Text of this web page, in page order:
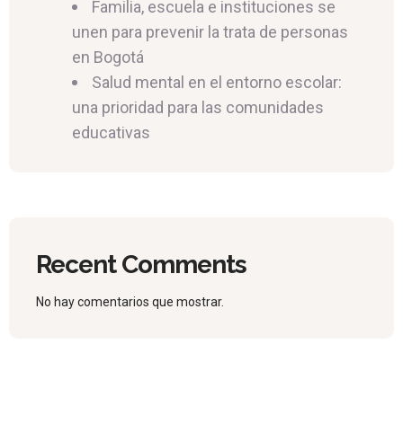
Familia, escuela e instituciones se
unen para prevenir la trata de personas
en Bogotá
Salud mental en el entorno escolar:
una prioridad para las comunidades
educativas
Recent Comments
No hay comentarios que mostrar.